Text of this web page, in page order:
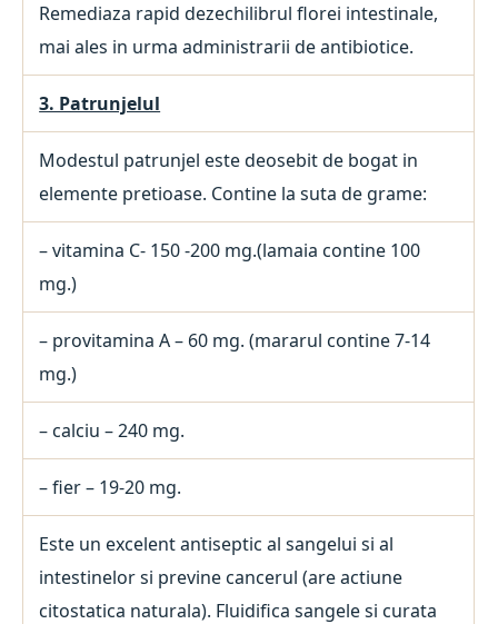
Remediaza rapid dezechilibrul florei intestinale,
mai ales in urma administrarii de antibiotice.
3. Patrunjelul
Modestul patrunjel este deosebit de bogat in
elemente pretioase. Contine la suta de grame:
– vitamina C- 150 -200 mg.(lamaia contine 100
mg.)
– provitamina A – 60 mg. (mararul contine 7-14
mg.)
– calciu – 240 mg.
– fier – 19-20 mg.
Este un excelent antiseptic al sangelui si al
intestinelor si previne cancerul (are actiune
citostatica naturala). Fluidifica sangele si curata